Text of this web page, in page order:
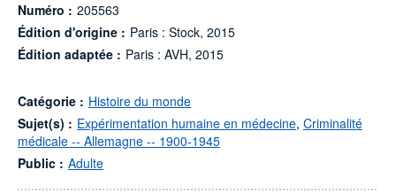
Numéro : 205563
Édition d'origine : Paris : Stock, 2015
Édition adaptée : Paris : AVH, 2015
Catégorie : Histoire du monde
Sujet(s) : Expérimentation humaine en médecine, Criminalité
médicale -- Allemagne -- 1900-1945
Public : Adulte